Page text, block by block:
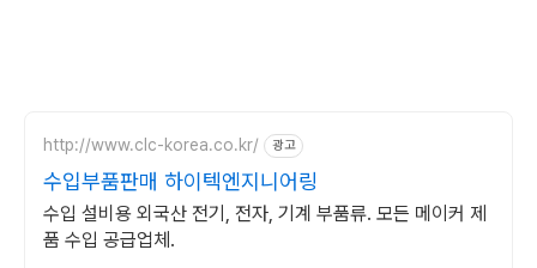
http://www.clc-korea.co.kr/ 광고
수입부품판매 하이텍엔지니어링
수입 설비용 외국산 전기, 전자, 기계 부품류. 모든 메이커 제
품 수입 공급업체.